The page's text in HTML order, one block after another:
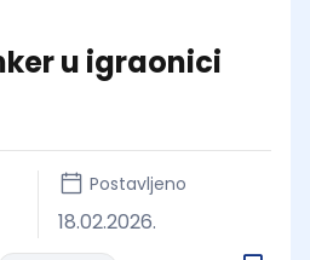
u igraonici
Postavljeno
18.02.2026.